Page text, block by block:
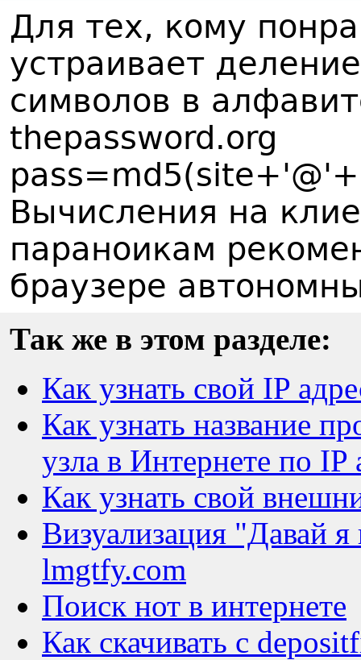
Для тех, кому
устраивает
символов в
thepassword.org
Вычисления на
параноикам
браузере
Так же в этом разделе:
Как узнать свой IP
Как узнать название
узла в Интернете по IP
Как узнать свой
Визуализация "Давай
lmgtfy.com
Поиск нот в интернете
Как скачивать с